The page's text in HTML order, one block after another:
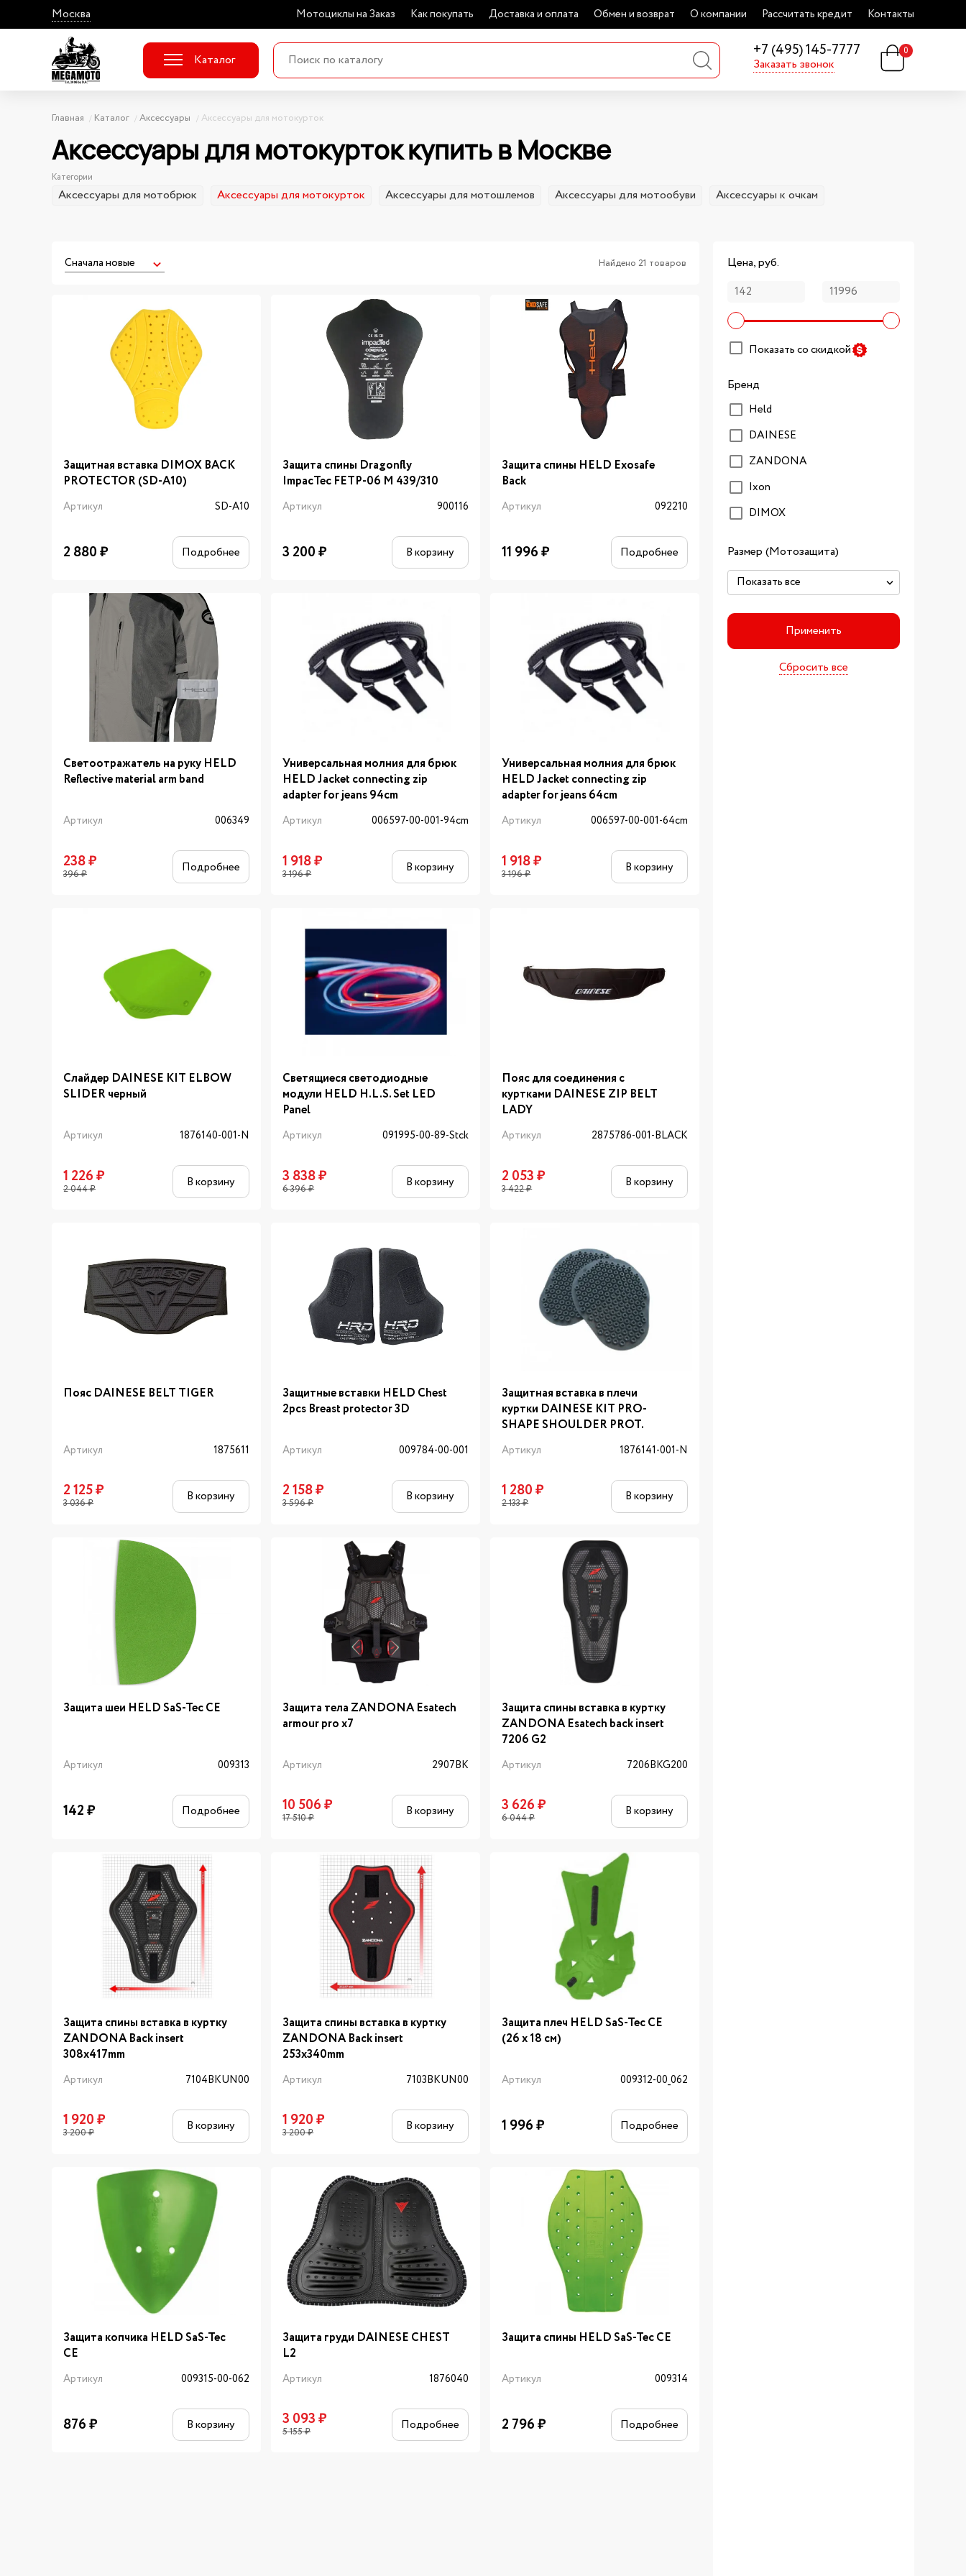
Москва Мотоциклы на Заказ Как покупать Доставка и оплата Обмен и возврат О компании Рассчитать кредит Контакты
+7 (495) 145-7777
Заказать звонок
Каталог
0
Главная Каталог Аксессуары Аксессуары для мотокурток
Аксессуары для мотокурток купить в Москве
Категории
Аксессуары для мотобрюк Аксессуары для мотокурток Аксессуары для мотошлемов Аксессуары для мотообуви Аксессуары к очкам
Найдено 21 товаров
Защитная вставка DIMOX BACK
PROTECTOR (SD-A10)
Артикул SD-A10
2 880₽ Подробнее
Защита спины Dragonfly
ImpacTec FETP-06 M 439/310
Артикул 900116
3 200₽ В корзину
Защита спины HELD Exosafe
Back
Артикул 092210
11 996₽ Подробнее
Светоотражатель на руку HELD
Reflective material arm band
Артикул 006349
238₽
396₽ Подробнее
Универсальная молния для брюк
HELD Jacket connecting zip
adapter for jeans 94cm
Артикул 006597-00-001-94cm
1 918₽
3 196₽ В корзину
Универсальная молния для брюк
HELD Jacket connecting zip
adapter for jeans 64cm
Артикул 006597-00-001-64cm
1 918₽
3 196₽ В корзину
Слайдер DAINESE KIT ELBOW
SLIDER черный
Артикул 1876140-001-N
1 226₽
2 044₽ В корзину
Светящиеся светодиодные
модули HELD H.L.S. Set LED
Panel
Артикул 091995-00-89-Stck
3 838₽
6 396₽ В корзину
Пояс для соединения с
куртками DAINESE ZIP BELT
LADY
Артикул 2875786-001-BLACK
2 053₽
3 422₽ В корзину
Пояс DAINESE BELT TIGER
Артикул 1875611
2 125₽
3 036₽ В корзину
Защитные вставки HELD Chest
2pcs Breast protector 3D
Артикул 009784-00-001
2 158₽
3 596₽ В корзину
Защитная вставка в плечи
куртки DAINESE KIT PRO-
SHAPE SHOULDER PROT.
Артикул 1876141-001-N
1 280₽
2 133₽ В корзину
Защита шеи HELD SaS-Tec CE
Артикул 009313
142₽ Подробнее
Защита тела ZANDONA Esatech
armour pro x7
Артикул 2907BK
10 506₽
17 510₽ В корзину
Защита спины вставка в куртку
ZANDONA Esatech back insert
7206 G2
Артикул 7206BKG200
3 626₽
6 044₽ В корзину
Защита спины вставка в куртку
ZANDONA Back insert
308x417mm
Артикул 7104BKUN00
1 920₽
3 200₽ В корзину
Защита спины вставка в куртку
ZANDONA Back insert
253x340mm
Артикул 7103BKUN00
1 920₽
3 200₽ В корзину
Защита плеч HELD SaS-Tec CE
(26 х 18 см)
Артикул 009312-00_062
1 996₽ Подробнее
Защита копчика HELD SaS-Tec
CE
Артикул 009315-00-062
876₽ В корзину
Защита груди DAINESE CHEST
L2
Артикул 1876040
3 093₽
5 155₽ Подробнее
Защита спины HELD SaS-Tec CE
Артикул 009314
2 796₽ Подробнее
Цена, руб.
Показать со скидкой
Бренд
Held
DAINESE
ZANDONA
Ixon
DIMOX
Размер (Мотозащита)
Применить
Сбросить все